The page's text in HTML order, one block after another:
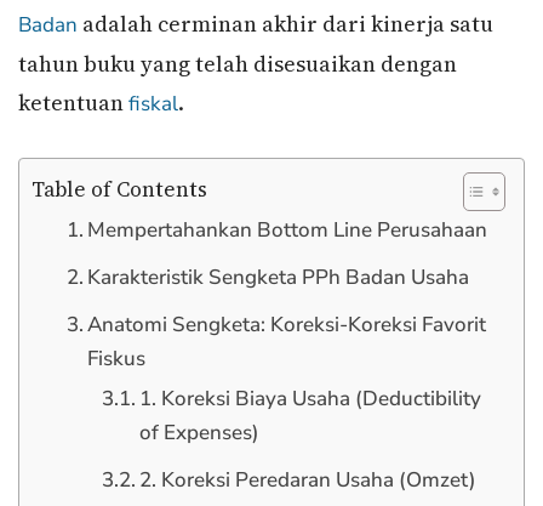
Badan adalah cerminan akhir dari kinerja satu
tahun buku yang telah disesuaikan dengan
ketentuanfiskal.
Table of Contents
Mempertahankan Bottom Line Perusahaan
Karakteristik Sengketa PPh Badan Usaha
Anatomi Sengketa: Koreksi-Koreksi Favorit
Fiskus
1. Koreksi Biaya Usaha (Deductibility
of Expenses)
2. Koreksi Peredaran Usaha (Omzet)